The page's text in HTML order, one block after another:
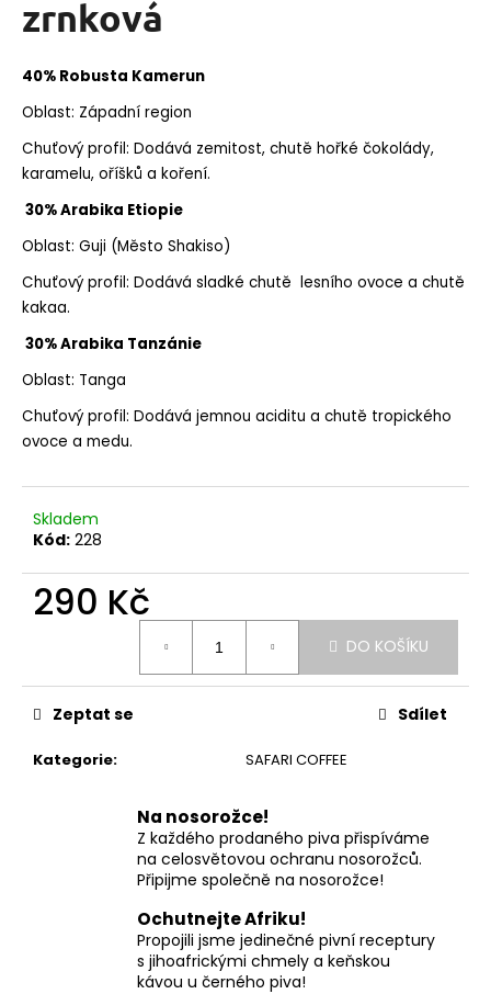
zrnková
40% Robusta Kamerun
Oblast: Západní region
Chuťový profil: Dodává zemitost, chutě hořké čokolády,
karamelu, oříšků a koření.
30% Arabika Etiopie
Oblast: Guji (Město Shakiso)
Chuťový profil: Dodává sladké chutě lesního ovoce a chutě
kakaa.
30% Arabika Tanzánie
Oblast: Tanga
Chuťový profil: Dodává jemnou aciditu a chutě tropického
ovoce a medu.
Skladem
Kód: 228
290 Kč
DO KOŠÍKU
Kategorie: SAFARI COFFEE
Zeptat se Sdílet
Na nosorožce!
Z každého prodaného piva přispíváme
na celosvětovou ochranu nosorožců.
Připijme společně na nosorožce!
Ochutnejte Afriku!
Propojili jsme jedinečné pivní receptury
s jihoafrickými chmely a keňskou
kávou u černého piva!
a
í
t
?
HLEDAT
D
o
o
r
č
u
e
m
AFRICKÁ
990